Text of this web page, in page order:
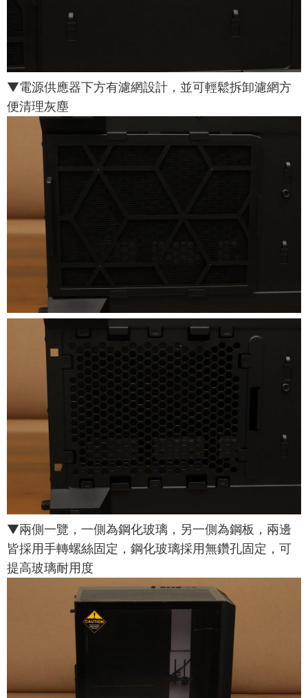
▼電源供應器下方有濾網設計，並可輕鬆拆卸濾網方
便清理灰塵
▼兩側一覽，一側為鋼化玻璃，另一側為鋼板，兩邊
皆採用手轉螺絲固定，鋼化玻璃採用無鑽孔固定，可
提高玻璃耐用度